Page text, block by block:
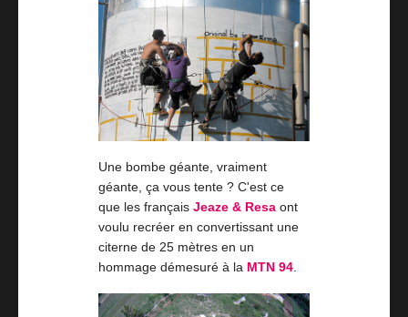
Une bombe géante, vraiment
géante, ça vous tente ? C'est ce
que les françaisJeaze & Resa ont
voulu recréer en convertissant une
citerne de 25 mètres en un
hommage démesuré à la MTN 94.